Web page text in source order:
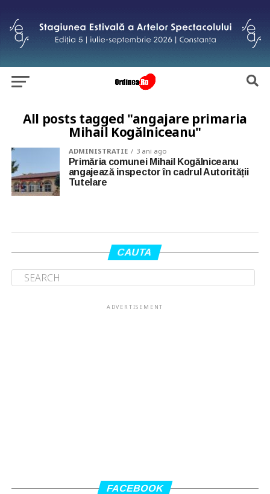
All posts tagged "angajare primaria
Mihail Kogălniceanu"
ADMINISTRATIE 3 ani ago
Primăria comunei Mihail Kogălniceanu
angajează inspector în cadrul Autorității
Tutelare
CAUTA
ADVERTISEMENT
FACEBOOK